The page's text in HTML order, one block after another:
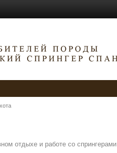
отдыхе и работе со спрингерами